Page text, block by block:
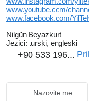
www.youtube.com/
www.facebook.com/
Nilgün Beyazkurt
Jezici: turski, engleski
+90 533 196...
Nazovite me